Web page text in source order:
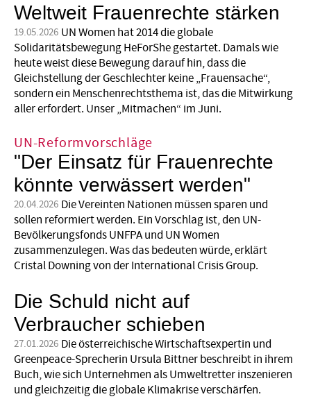
Weltweit Frauenrechte stärken
19.05.2026 UN Women hat 2014 die globale
Solidaritätsbewegung HeForShe gestartet. Damals wie
heute weist diese Bewegung darauf hin, dass die
Gleichstellung der Geschlechter keine „Frauensache“,
sondern ein Menschenrechtsthema ist, das die Mitwirkung
aller erfordert. Unser „Mitmachen“ im Juni.
UN-Reformvorschläge
"Der Einsatz für Frauenrechte
könnte verwässert werden"
20.04.2026 Die Vereinten Nationen müssen sparen und
sollen reformiert werden. Ein Vorschlag ist, den UN-
Bevölkerungsfonds UNFPA und UN Women
zusammenzulegen. Was das bedeuten würde, erklärt
Cristal Downing von der International Crisis Group.
Die Schuld nicht auf
Verbraucher schieben
27.01.2026 Die österreichische Wirtschaftsexpertin und
Greenpeace-Sprecherin Ursula Bittner beschreibt in ihrem
Buch, wie sich Unternehmen als Umweltretter inszenieren
und gleichzeitig die globale Klimakrise verschärfen.